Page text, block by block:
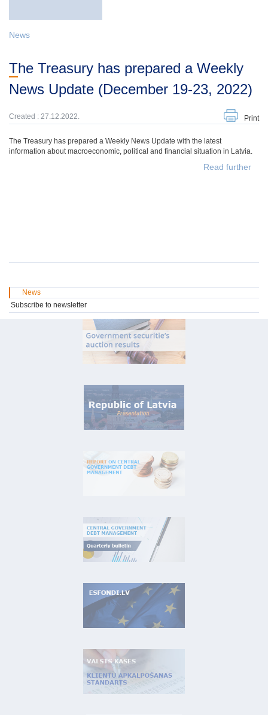
News
The Treasury has prepared a Weekly
News Update (December 19-23, 2022)
Created : 27.12.2022. Print
The Treasury has prepared a Weekly News Update with the latest
information about macroeconomic, political and financial situation in Latvia.
Read further
News
Subscribe to newsletter